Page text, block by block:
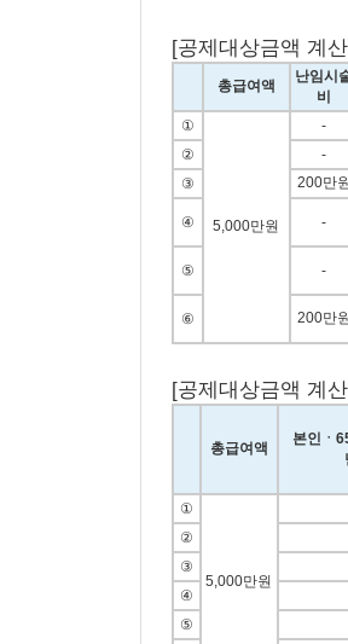
[공제대상금액 계
총급여액
난임시
비
①
5,000만원
-
②
-
③
200만
④ -
⑤ -
⑥ 200만
[공제대상금액 계
총급여액
본인ㆍ
①
5,000만원
②
③
④
⑤